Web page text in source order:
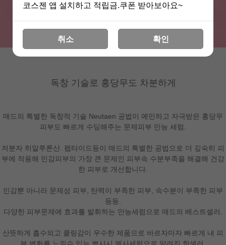
독창 기술로 홍당무도 차분하게
매드의 특별한 독창적 기술 Neutaen 공법이 예민하고 자극받은 홍당무
피부도 빠르게 수딩해주는 문제피부 만능 세럼.
저분자 히알루론산. 펩타이드등이 매드의 특별한 공법으로 더 깊숙히 피
부에 작용해 민감피부의 가장 큰 문제인 피부속 수분부족을 해결해 건강
한 피부로 개선합니다.
민감뿐 아니라 문제성 피부, 탄력이 부족한 피부, 속수분이 부족한 피부
등등.
다양한 피부문제에 효과를 발휘하는 만능세럼으로 매드의 베스트셀러.
산뜻하게 흡수되고 쿨링감이 우수한 제품으로 바르자마자 빠르게 내 피
부 변화를 느낄수 있는 뽀샤시 엘사세럼으로 알려진 핫셀러.
코스젠 앱 설치하고 적립금.쿠폰 받아보아요~
취소 확인